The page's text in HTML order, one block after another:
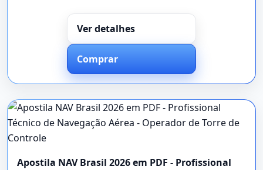
Ver detalhes
Comprar
Apostila NAV Brasil 2026 em PDF - Profissional